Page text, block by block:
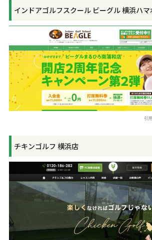
インドアゴルフスクール ビーグル 横浜ハ
引
チキンゴルフ 横浜店